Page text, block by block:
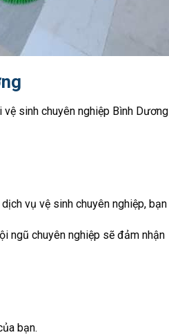
sinh chuyên nghiệp Bình Dương
vụ vệ sinh chuyên nghiệp, bạn
ngũ chuyên nghiệp sẽ đảm nhận
bạn.